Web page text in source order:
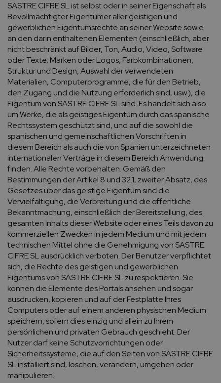
SASTRE CIFRE SL ist selbst oder in seiner Eigenschaft als
Bevollmächtigter Eigentümer aller geistigen und
gewerblichen Eigentumsrechte an seiner Website sowie
an den darin enthaltenen Elementen (einschließlich, aber
nicht beschränkt auf Bilder, Ton, Audio, Video, Software
oder Texte; Marken oder Logos, Farbkombinationen,
Struktur und Design, Auswahl der verwendeten
Materialien, Computerprogramme, die für den Betrieb,
den Zugang und die Nutzung erforderlich sind, usw.), die
Eigentum von SASTRE CIFRE SL sind. Es handelt sich also
um Werke, die als geistiges Eigentum durch das spanische
Rechtssystem geschützt sind, und auf die sowohl die
spanischen und gemeinschaftlichen Vorschriften in
diesem Bereich als auch die von Spanien unterzeichneten
internationalen Verträge in diesem Bereich Anwendung
finden. Alle Rechte vorbehalten. Gemäß den
Bestimmungen der Artikel 8 und 32.1, zweiter Absatz, des
Gesetzes über das geistige Eigentum sind die
Vervielfältigung, die Verbreitung und die öffentliche
Bekanntmachung, einschließlich der Bereitstellung, des
gesamten Inhalts dieser Website oder eines Teils davon zu
kommerziellen Zwecken in jedem Medium und mit jedem
technischen Mittel ohne die Genehmigung von SASTRE
CIFRE SL ausdrücklich verboten. Der Benutzer verpflichtet
sich, die Rechte des geistigen und gewerblichen
Eigentums von SASTRE CIFRE SL zu respektieren. Sie
können die Elemente des Portals ansehen und sogar
ausdrucken, kopieren und auf der Festplatte Ihres
Computers oder auf einem anderen physischen Medium
speichern, sofern dies einzig und allein zu Ihrem
persönlichen und privaten Gebrauch geschieht. Der
Nutzer darf keine Schutzvorrichtungen oder
Sicherheitssysteme, die auf den Seiten von SASTRE CIFRE
SL installiert sind, löschen, verändern, umgehen oder
manipulieren.